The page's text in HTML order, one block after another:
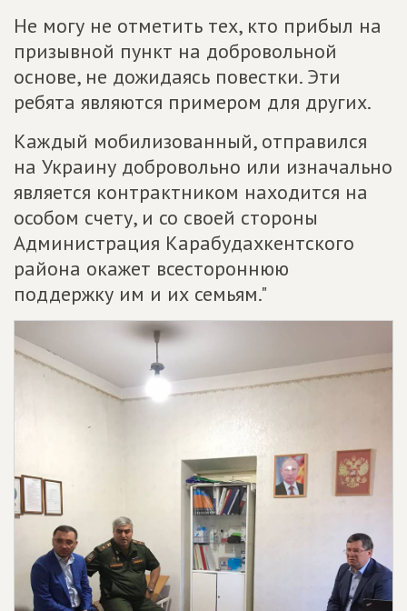
Не могу не отметить тех, кто прибыл на
призывной пункт на добровольной
основе, не дожидаясь повестки. Эти
ребята являются примером для других.
Каждый мобилизованный, отправился
на Украину добровольно или изначально
является контрактником находится на
особом счету, и со своей стороны
Администрация Карабудахкентского
района окажет всестороннюю
поддержку им и их семьям."